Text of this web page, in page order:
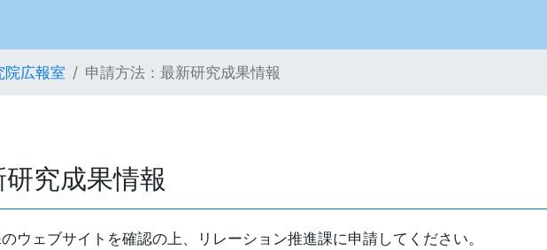
院広報室 申請方法：最新研究成果情報
究成果情報
ウェブサイトを確認の上、リレーション推進課に申請してください。